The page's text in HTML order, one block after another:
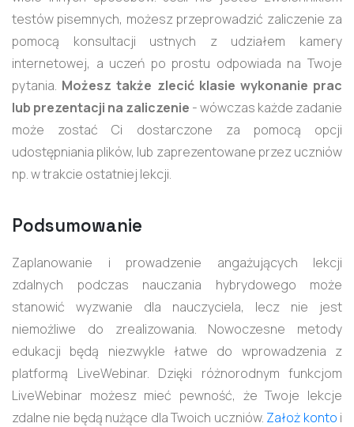
testów pisemnych, możesz przeprowadzić zaliczenie za
pomocą konsultacji ustnych z udziałem kamery
internetowej, a uczeń po prostu odpowiada na Twoje
pytania. Możesz także zlecić klasie wykonanie prac
lub prezentacji na zaliczenie - wówczas każde zadanie
może zostać Ci dostarczone za pomocą opcji
udostępniania plików, lub zaprezentowane przez uczniów
np. w trakcie ostatniej lekcji.
Podsumowanie
Zaplanowanie i prowadzenie angażujących lekcji
zdalnych podczas nauczania hybrydowego może
stanowić wyzwanie dla nauczyciela, lecz nie jest
niemożliwe do zrealizowania. Nowoczesne metody
edukacji będą niezwykle łatwe do wprowadzenia z
platformą LiveWebinar. Dzięki różnorodnym funkcjom
LiveWebinar możesz mieć pewność, że Twoje lekcje
zdalne nie będą nużące dla Twoich uczniów. Założ konto i